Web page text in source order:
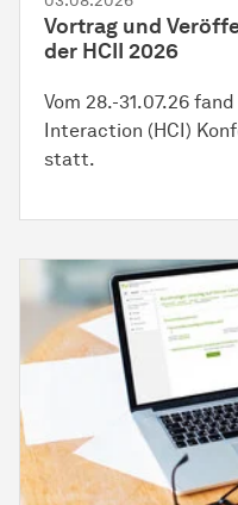
Vortrag und
der HCII 2026
Vom 28.-31.07.26
Interaction (HCI)
statt.